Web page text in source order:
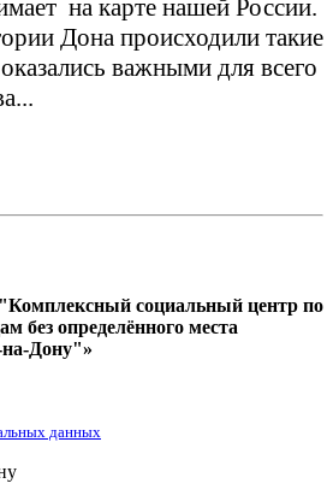
на карте нашей России.
Дона происходили такие
важными для всего
социальный центр по
без определённого места
на-Дону"»
данных